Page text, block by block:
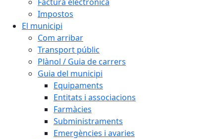
Impostos
El municipi
Com arribar
Transport públic
Plànol / Guia de carrers
Guia del municipi
Equipaments
Entitats i associacions
Farmàcies
Subministraments
Emergències i avaries